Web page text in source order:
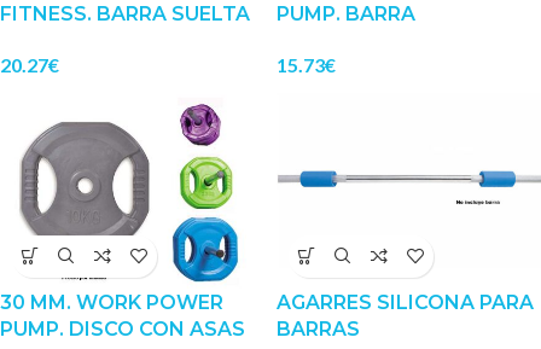
FITNESS. BARRA SUELTA
20.27€
PUMP. BARRA
15.73€
30 MM. WORK POWER
PUMP. DISCO CON ASAS
AGARRES SILICONA PARA
BARRAS